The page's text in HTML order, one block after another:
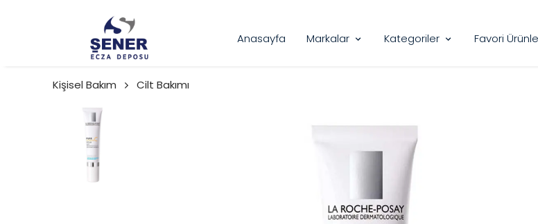
Anasayfa Markalar Kategoriler Favori
Kişisel Bakım Cilt Bakımı